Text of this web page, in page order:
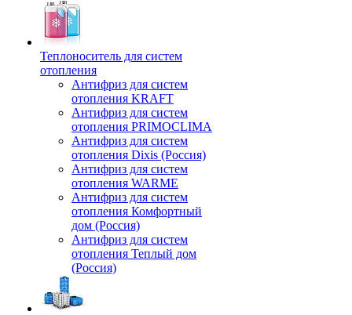
Теплоноситель для систем
отопления
Антифриз для систем
отопления KRAFT
Антифриз для систем
отопления PRIMOCLIMA
Антифриз для систем
отопления Dixis (Россия)
Антифриз для систем
отопления WARME
Антифриз для систем
отопления Комфортный
дом (Россия)
Антифриз для систем
отопления Теплый дом
(Россия)